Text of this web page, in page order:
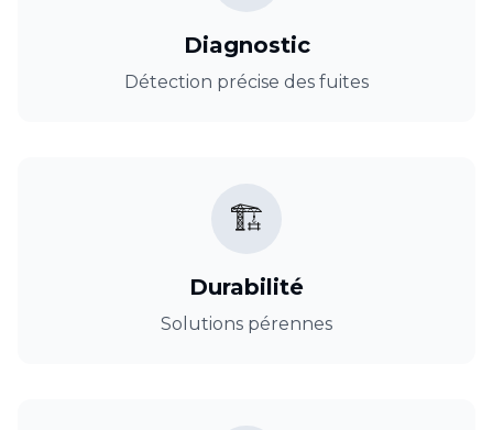
Diagnostic
Détection précise des fuites
🏗️
Durabilité
Solutions pérennes